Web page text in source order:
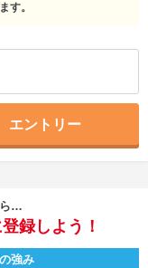
す。
エントリー
ら…
録しよう！
強み